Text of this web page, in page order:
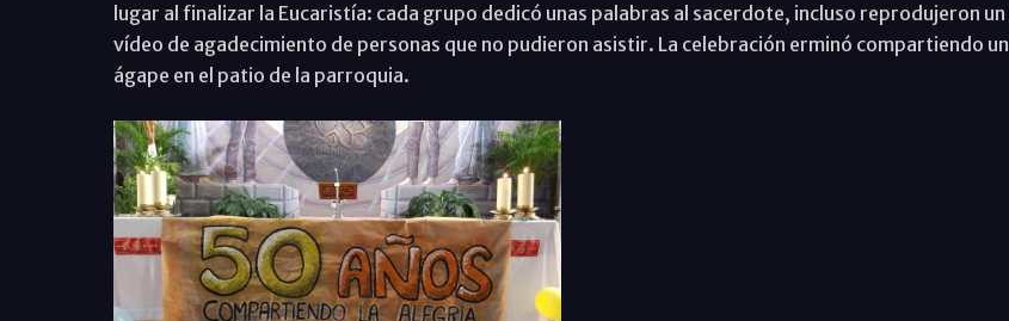
lugar al finalizar la Eucaristía: cada grupo dedicó unas palabras al sacerdote, incluso reprodujeron un
vídeo de agadecimiento de personas que no pudieron asistir. La celebración erminó compartiendo un
ágape en el patio de la parroquia.